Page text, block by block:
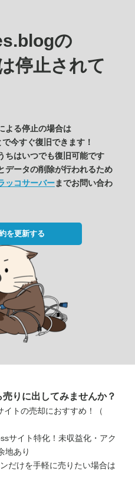
の
停止されて
よる停止の場合は
今すぐ復旧できます！
ちはいつでも復旧可能です
データの削除が行われるため
ッコサーバーまでお問い合わ
を更新する
売りに出してみませんか？
イトの売却におすすめ！（
サイト特化！未収益化・アク
地あり
ンだけを手軽に売りたい場合は